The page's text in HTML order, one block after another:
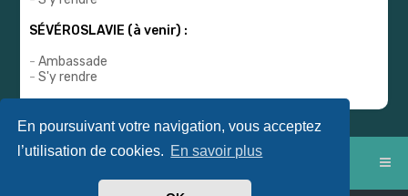
En poursuivant votre navigation, vous acceptez
l’utilisation de cookies. En savoir plus
SÉVÉROSLAVIE (à venir) :
-Ambassade
-S'y rendre